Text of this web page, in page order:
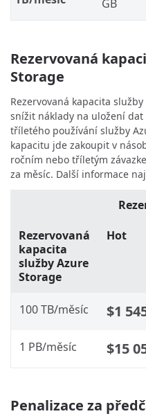
GB
Rezervovaná
Storage
Rezervovaná kapacita
snížit náklady na uložení
tříletého používání služby
kapacitu jde zakoupit v
ročním nebo tříletým
za měsíc. Další informace
Rezervovaná
kapacita
služby Azure
Storage
Hot
100 TB/měsíc $1
1 PB/měsíc $15
Penalizace za